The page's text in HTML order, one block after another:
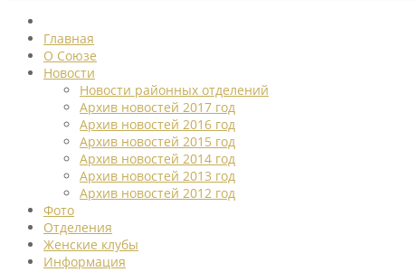
Главная
О Союзе
Новости
Новости районных отделений
Архив новостей 2017 год
Архив новостей 2016 год
Архив новостей 2015 год
Архив новостей 2014 год
Архив новостей 2013 год
Архив новостей 2012 год
Фото
Отделения
Женские клубы
Информация